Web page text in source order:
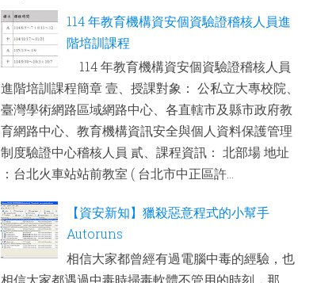
114 年教育機構資安個資驗證稽核人員進
階培訓課程
114 年教育機構資安個資驗證稽核人員
進階培訓課程簡章 壹、授課對象： 公私立大專校院、
臺灣學術網路區域網路中心、各直轄市及縣市政府教
育網路中心、教育機構資訊安全與個人資料保護管理
制度驗證中心稽核人員 貳、課程資訊： 北部場 地址
：台北火車站站前教室 ( 台北市中正區許...
【資安新知】獵殺惡意程式的小幫手
Autoruns
相信大家都曾經有過電腦中毒的經驗，也
相信大家都遇過中毒時掃毒軟體不管用的時刻，那...